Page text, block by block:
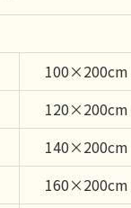
100×200cm
120×200cm
140×200cm
160×200cm